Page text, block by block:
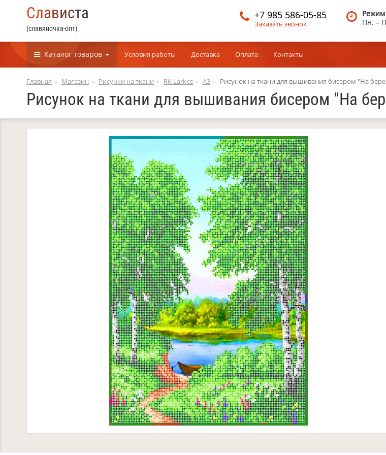
Слависта
(славяночка-опт)
+7 985 586-05-85
Заказать звонок
Пн. –
Каталог товаров Условия работы Доставка Оплата Контакты
Главная Магазин Рисунки на ткани RK Larkes А3 Рисунок на ткани для вышивания бисером "На
Рисунок на ткани для вышивания бисером "На